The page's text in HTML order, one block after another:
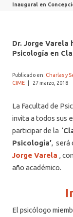
ALUMNI PSICOLOGÍA
SERVICIO DE
Inaugural en
Dr. Jorge Varela
Psicología en
Publicado en: Charlas y
CIME
27 marzo, 2018
La Facultad de
invita a todos sus
participar de la ‘
Psicología’, será
Jorge Varela ,
año académico.
El psicólogo